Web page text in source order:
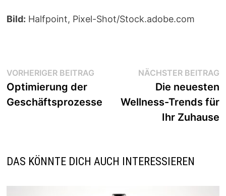
Bild: Halfpoint, Pixel-Shot/Stock.adobe.com
Beitragsnavigation
VORHERIGER BEITRAGVorheriger
Optimierung der
Geschäftsprozesse
NÄCHSTER BEITRAG
Die neuesten
Wellness-Trends für
Ihr Zuhause
DAS KÖNNTE DICH AUCH INTERESSIEREN